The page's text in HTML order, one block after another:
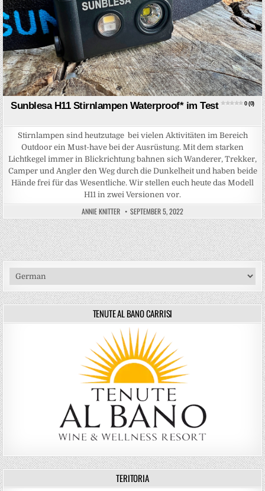
Sunblesa H11 Stirnlampen Waterproof* im Test 0 (0)
Stirnlampen sind heutzutage bei vielen Aktivitäten im Bereich
Outdoor ein Must-have bei der Ausrüstung. Mit dem starken
Lichtkegel immer in Blickrichtung bahnen sich Wanderer, Trekker,
Camper und Angler den Weg durch die Dunkelheit und haben beide
Hände frei für das Wesentliche. Wir stellen euch heute das Modell
H11 in zwei Versionen vor.
ANNIE KNITTER SEPTEMBER 5, 2022
TENUTE AL BANO CARRISI
TERITORIA